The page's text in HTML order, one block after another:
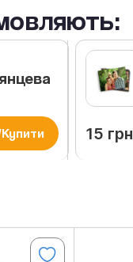
Купити 15 грн